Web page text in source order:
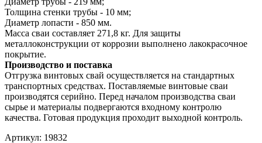
Толщина стенки трубы - 10 мм;
Диаметр лопасти - 850 мм.
Масса сваи составляет 271,8 кг. Для защиты
металлоконструкции от коррозии выполнено лакокрасочное
покрытие.
Производство и поставка
Отгрузка винтовых свай осуществляется на стандартных
транспортных средствах. Поставляемые винтовые сваи
производятся серийно. Перед началом производства сваи
сырье и материалы подвергаются входному контролю
качества. Готовая продукция проходит выходной контроль.
Артикул: 19832